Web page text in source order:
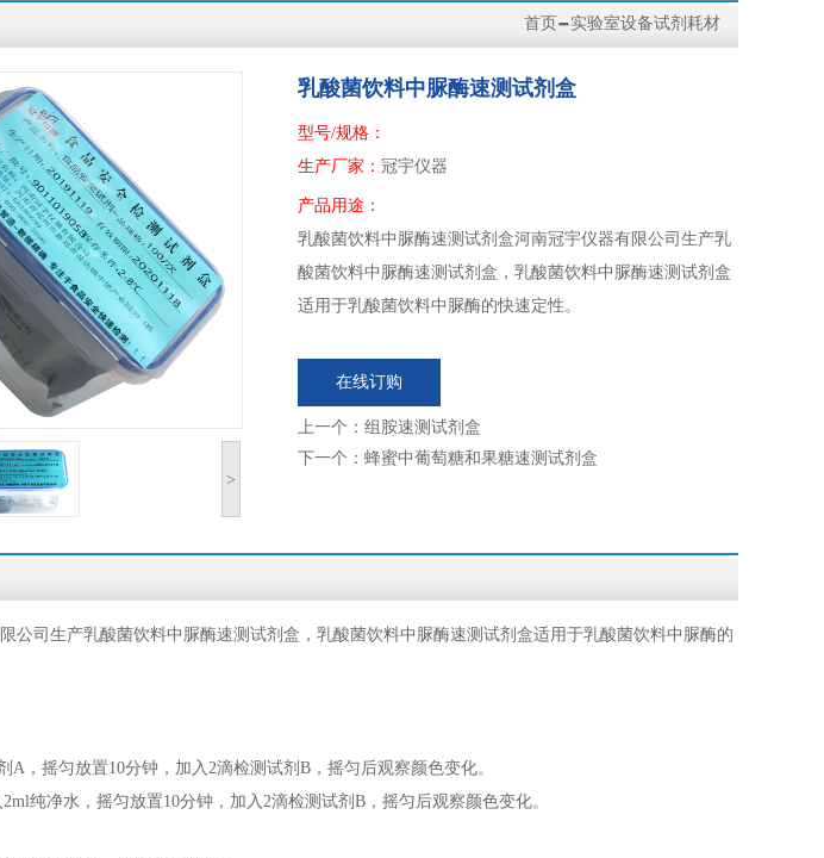
首页 -实验室设备试剂耗材
>
乳酸菌饮料中脲酶速测试剂盒
型号/规格：
生产厂家： 冠宇仪器
产品用途：
乳酸菌饮料中脲酶速测试剂盒河南冠宇仪器有限公司生产乳
酸菌饮料中脲酶速测试剂盒，乳酸菌饮料中脲酶速测试剂盒
适用于乳酸菌饮料中脲酶的快速定性。
在线订购
上一个： 组胺速测试剂盒
下一个： 蜂蜜中葡萄糖和果糖速测试剂盒
公司生产乳酸菌饮料中脲酶速测试剂盒 ，乳酸菌饮料中脲酶速测试剂盒适用于乳酸菌饮料中脲酶的
，摇匀放置10分钟，加入2滴检测试剂B，摇匀后观察颜色变化。
纯净水，摇匀放置10分钟，加入2滴检测试剂B，摇匀后观察颜色变化。